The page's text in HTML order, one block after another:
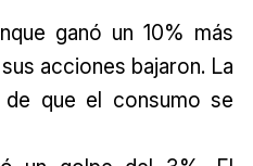
ganó un 10% más
acciones bajaron. La
que el consumo se